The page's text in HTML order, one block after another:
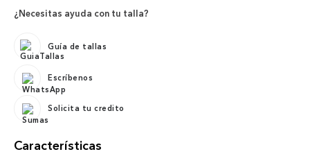
¿Necesitas ayuda con tu talla?
Guía de tallas
Escríbenos
Solicita tu credito
Características